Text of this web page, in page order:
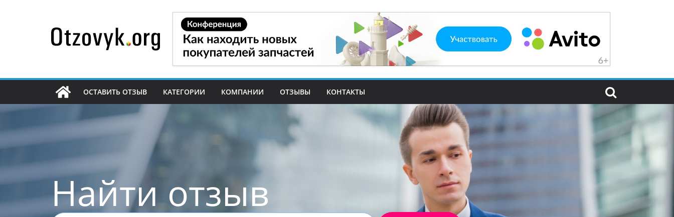
содержимому
ОСТАВИТЬ ОТЗЫВ КАТЕГОРИИ КОМПАНИИ ОТЗЫВЫ КОНТАКТЫ
Найти отзыв